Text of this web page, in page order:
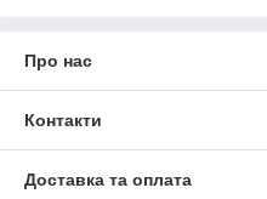
Про нас
Контакти
Доставка та оплата